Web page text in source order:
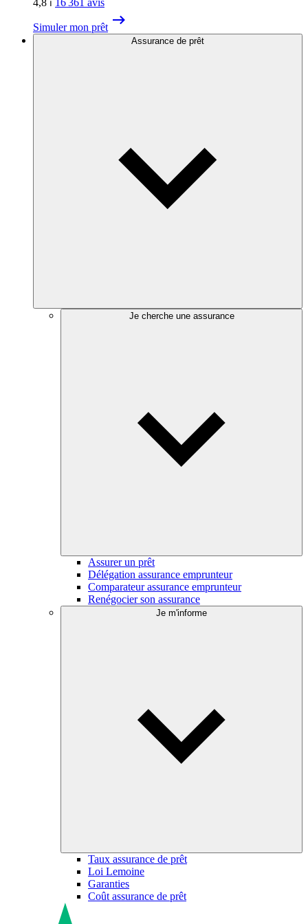
Simuler mon prêt
Assurance de prêt
Je cherche une assurance
Assurer un prêt
Délégation assurance emprunteur
Comparateur assurance emprunteur
Renégocier son assurance
Je m'informe
Taux assurance de prêt
Loi Lemoine
Garanties
Coût assurance de prêt